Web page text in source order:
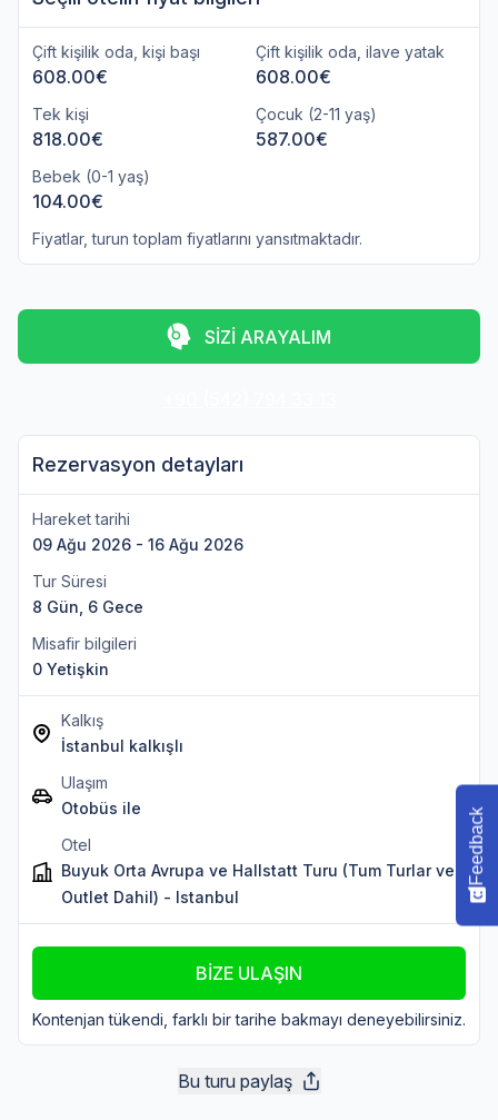
Çift kişilik oda, kişi başı
608.00€
Çift kişilik oda, ilave yatak
608.00€
Tek kişi
818.00€
Çocuk (2-11 yaş)
587.00€
Bebek (0-1 yaş)
104.00€
Fiyatlar, turun toplam fiyatlarını yansıtmaktadır.
SİZİ ARAYALIM
Rezervasyon detayları
Hareket tarihi
09 Ağu 2026 - 16 Ağu 2026
Tur Süresi
8 Gün, 6 Gece
Misafir bilgileri
0 Yetişkin
Kalkış
İstanbul kalkışlı
Ulaşım
Otobüs ile
Otel
Buyuk Orta Avrupa ve Hallstatt Turu (Tum Turlar ve
Outlet Dahil) - Istanbul
BİZE ULAŞIN
Kontenjan tükendi, farklı bir tarihe bakmayı deneyebilirsiniz.
Bu turu paylaş
Feedback